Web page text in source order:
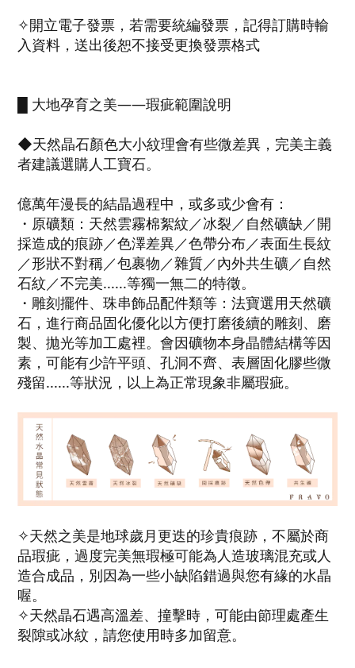
✧開立電子發票，若需要統編發票，記得訂購時輸
入資料，送出後恕不接受更換發票格式
█ 大地孕育之美——瑕疵範圍說明
◆天然晶石顏色大小紋理會有些微差異，完美主義
者建議選購人工寶石。
億萬年漫長的結晶過程中，或多或少會有：
・原礦類：天然雲霧棉絮紋／冰裂／自然礦缺／開
採造成的痕跡／色澤差異／色帶分布／表面生長紋
／形狀不對稱／包裹物／雜質／內外共生礦／自然
石紋／不完美......等獨一無二的特徵。
・雕刻擺件、珠串飾品配件類等：法寶選用天然礦
石，進行商品固化優化以方便打磨後續的雕刻、磨
製、拋光等加工處裡。會因礦物本身晶體結構等因
素，可能有少許平頭、孔洞不齊、表層固化膠些微
殘留......等狀況，以上為正常現象非屬瑕疵。
✧天然之美是地球歲月更迭的珍貴痕跡，不屬於商
品瑕疵，過度完美無瑕極可能為人造玻璃混充或人
造合成品，別因為一些小缺陷錯過與您有緣的水晶
喔。
✧天然晶石遇高溫差、撞擊時，可能由節理處產生
裂隙或冰紋，請您使用時多加留意。